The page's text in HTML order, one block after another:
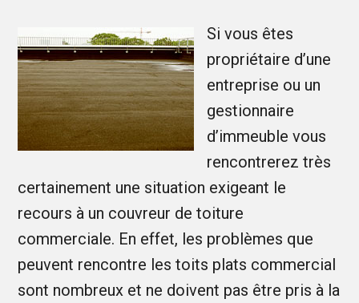
Si vous êtes
propriétaire d’une
entreprise ou un
gestionnaire
d’immeuble vous
rencontrerez très
certainement une situation exigeant le
recours à un couvreur de toiture
commerciale. En effet, les problèmes que
peuvent rencontre les toits plats commercial
sont nombreux et ne doivent pas être pris à la